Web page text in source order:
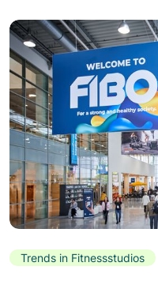
Trends in Fitnessstudios